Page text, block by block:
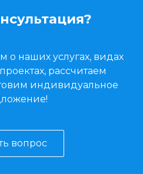
о наших услугах, видах
рассчитаем
индивидуальное
вопрос